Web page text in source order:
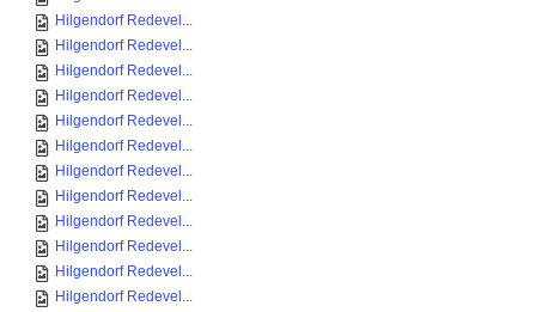
Hilgendorf Redevel...
Hilgendorf Redevel...
Hilgendorf Redevel...
Hilgendorf Redevel...
Hilgendorf Redevel...
Hilgendorf Redevel...
Hilgendorf Redevel...
Hilgendorf Redevel...
Hilgendorf Redevel...
Hilgendorf Redevel...
Hilgendorf Redevel...
Hilgendorf Redevel...